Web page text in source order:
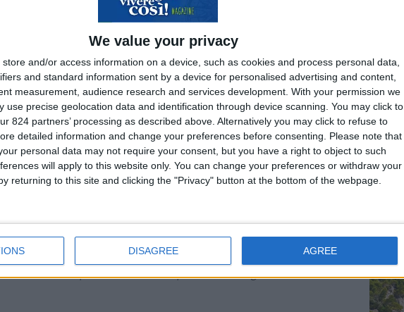
We value your privacy
store and/or access information on a device, such as cookies and process personal data,
and standard information sent by a device for personalised advertising and content,
measurement, audience research and services development. With your permission we
use precise geolocation data and identification through device scanning. You may click to
824 partners’ processing as described above. Alternatively you may click to refuse to
detailed information and change your preferences before consenting.
Please note that
personal data may not require your consent, but you have a right to object to such
will apply to this website only. You can change your preferences or withdraw your
returning to this site and clicking the "Privacy" button at the bottom of the webpage.
DISAGREE AGREE
che nulla di concreto era stato fatto e moltissimi profili erano
alcun tipo di intralcio da parte di Instagram», scrive